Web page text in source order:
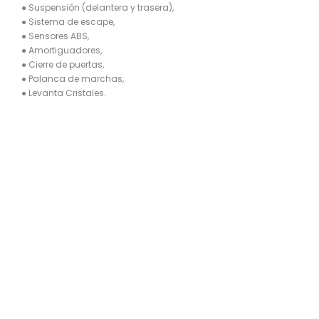
● Suspensión (delantera y trasera),
● Sistema de escape,
● Sensores ABS,
● Amortiguadores,
● Cierre de puertas,
● Palanca de marchas,
● Levanta Cristales.